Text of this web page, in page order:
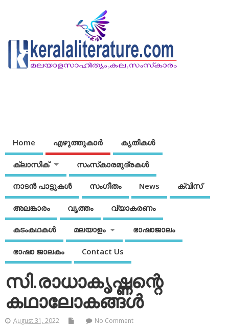
Home എഴുത്തുകാര്‍ കൃതികൾ
ക്ലാസിക് സംസ്‌കാരമുദ്രകള്‍
നാടന്‍ പാട്ടുകള്‍ സംഗീതം News ക്വിസ്
അലങ്കാരം വൃത്തം വ്യാകരണം
കടംകഥകള്‍ മലയാളം ഭാഷാജാലം
ഭാഷാ ജാലകം Contact Us
സി.രാധാകൃഷ്ണന്റെ
കഥാലോകങ്ങള്‍
August 31, 2022 No Comment